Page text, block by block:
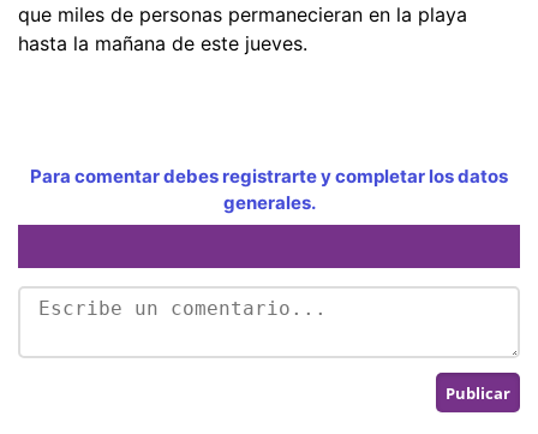
que miles de personas permanecieran en la playa
hasta la mañana de este jueves.
Para comentar debes registrarte y completar los datos
generales.